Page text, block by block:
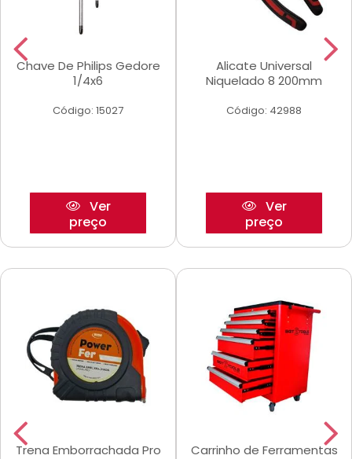
Chave De Philips Gedore
1/4x6
Código: 15027
Ver
preço
Alicate Universal
Niquelado 8 200mm
Código: 42988
Ver
preço
Trena Emborrachada Pro
Carrinho de Ferramentas